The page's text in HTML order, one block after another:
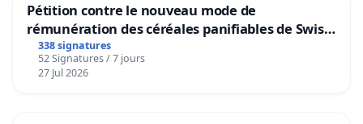
Pétition contre le nouveau mode de
rémunération des céréales panifiables de Swiss
granum basé sur la teneur en protéines
338 signatures
52 Signatures / 7 jours
27 Jul 2026